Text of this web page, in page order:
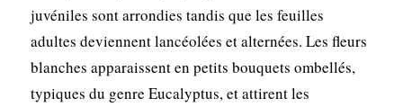
juvéniles sont arrondies tandis que les feuilles
adultes deviennent lancéolées et alternées. Les fleurs
blanches apparaissent en petits bouquets ombellés,
typiques du genre Eucalyptus, et attirent les